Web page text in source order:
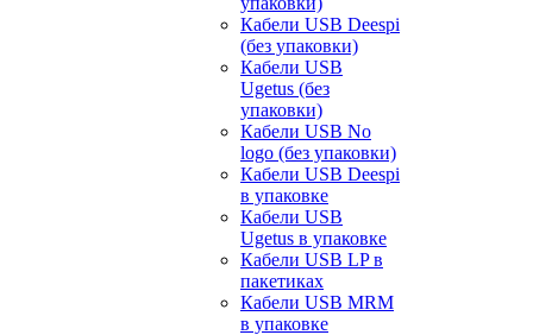
Кабели USB Deespi
(без упаковки)
Кабели USB
Ugetus (без
упаковки)
Кабели USB No
logo (без упаковки)
Кабели USB Deespi
в упаковке
Кабели USB
Ugetus в упаковке
Кабели USB LP в
пакетиках
Кабели USB MRM
в упаковке